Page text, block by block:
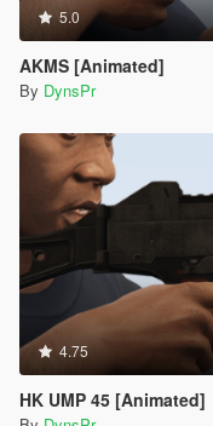
5.0
AKMS [Animated]
By DynsPr
4.75
HK UMP 45 [Animated]